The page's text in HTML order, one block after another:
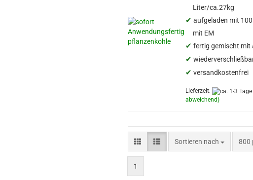
Liter/ca.27kg
✔ aufgeladen mit
mit EM
✔ fertig gemischt mit
✔
✔ versandkostenfrei
Lieferzeit:
abweichend)
Sortieren nach
Sortieren nach 800
pro
1